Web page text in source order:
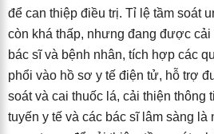
để can thiệp điều trị. Tỉ lệ tầm soát
còn khá thấp, nhưng đang được cải
bác sĩ và bệnh nhân, tích hợp các
phổi vào hồ sơ y tế điện tử, hỗ trợ
soát và cai thuốc lá, cải thiện thông
tuyến y tế và các bác sĩ lâm sàng